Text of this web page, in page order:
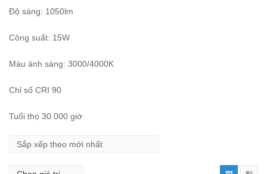
Độ sáng: 1050lm
Công suất: 15W
Màu ánh sáng: 3000/4000K
Chỉ số CRI 90
Tuổi thọ 30.000 giờ